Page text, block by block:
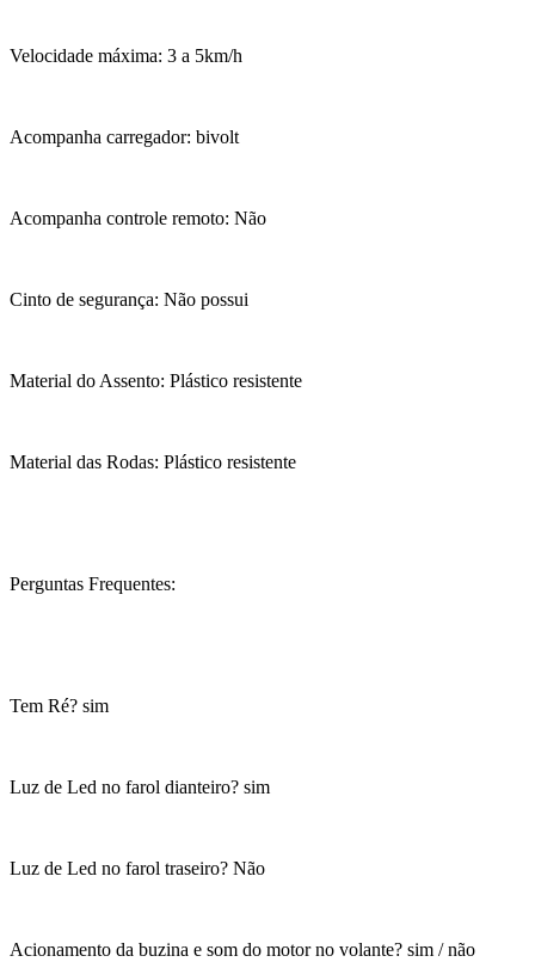
Velocidade máxima: 3 a 5km/h
Acompanha carregador: bivolt
Acompanha controle remoto: Não
Cinto de segurança: Não possui
Material do Assento: Plástico resistente
Material das Rodas: Plástico resistente
Perguntas Frequentes:
Tem Ré? sim
Luz de Led no farol dianteiro? sim
Luz de Led no farol traseiro? Não
Acionamento da buzina e som do motor no volante? sim / não